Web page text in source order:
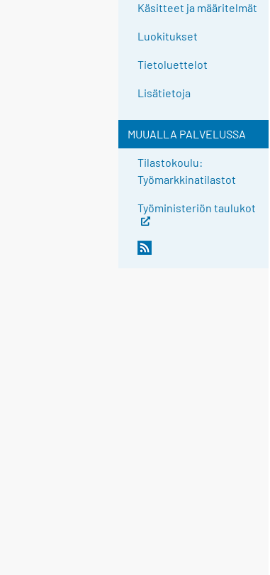
Käsitteet ja määritelmät
Luokitukset
Tietoluettelot
Lisätietoja
MUUALLA PALVELUSSA
Tilastokoulu:
Työmarkkinatilastot
Työministeriön taulukot